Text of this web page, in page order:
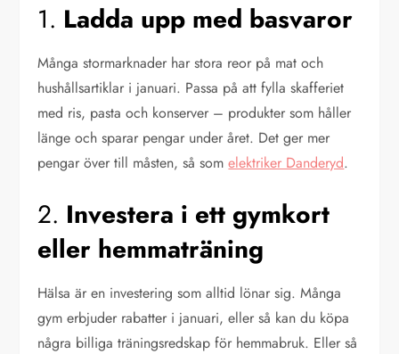
1. Ladda upp med basvaror
Många stormarknader har stora reor på mat och
hushållsartiklar i januari. Passa på att fylla skafferiet
med ris, pasta och konserver – produkter som håller
länge och sparar pengar under året. Det ger mer
pengar över till måsten, så somelektriker Danderyd.
2. Investera i ett gymkort
eller hemmaträning
Hälsa är en investering som alltid lönar sig. Många
gym erbjuder rabatter i januari, eller så kan du köpa
några billiga träningsredskap för hemmabruk. Eller så